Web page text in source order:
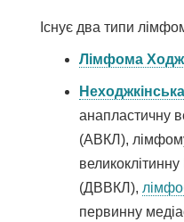
Існує два типи
Лімфома
анапластичну
(АВКЛ),
(ДВВКЛ),
первинну